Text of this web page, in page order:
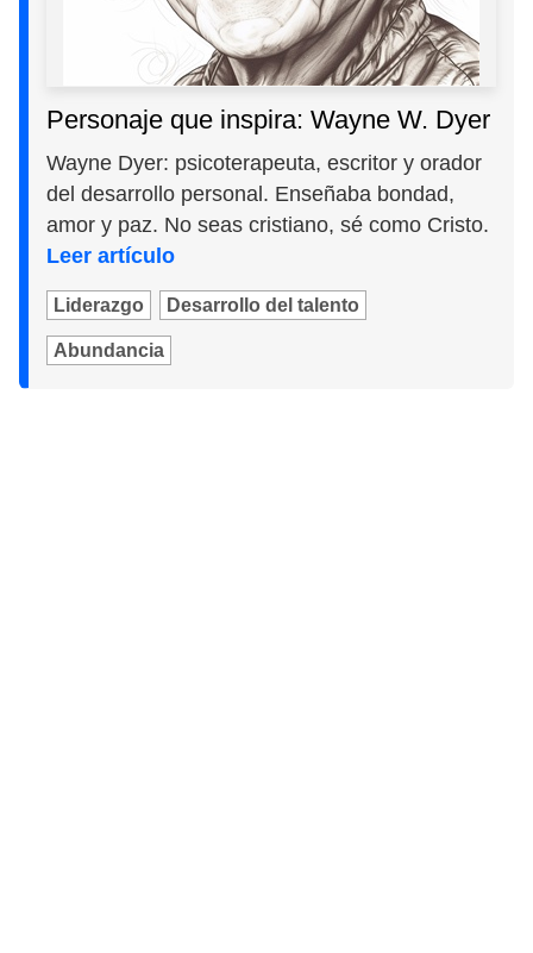
Personaje que inspira: Wayne W. Dyer
Wayne Dyer: psicoterapeuta, escritor y orador
del desarrollo personal. Enseñaba bondad,
amor y paz. No seas cristiano, sé como Cristo.
Leer artículo
Liderazgo Desarrollo del talento
Abundancia